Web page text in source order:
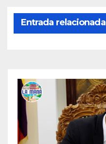
Entrada relacionada